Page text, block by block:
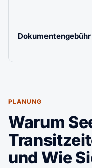
Dokumentengebühr
PLANUNG
Warum
und Wie